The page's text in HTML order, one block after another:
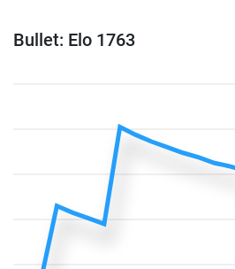
Bullet: Elo 1763